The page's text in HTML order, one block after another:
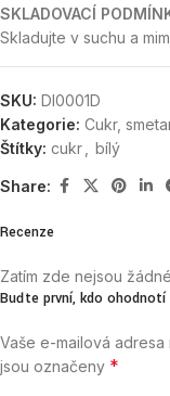
SKLADOVACÍ
Skladujte v suchu a
SKU: DI0001D
Kategorie: Cukr,
Štítky: cukr bílý
Share:
Recenze
Zatím zde nejsou
Buďte první, kdo ohodnotí
Vaše e-mailová
jsou označeny *